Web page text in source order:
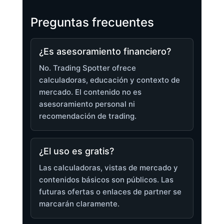
Preguntas frecuentes
¿Es asesoramiento financiero?
No. Trading Spotter ofrece
calculadoras, educación y contexto de
mercado. El contenido no es
asesoramiento personal ni
recomendación de trading.
¿El uso es gratis?
Las calculadoras, vistas de mercado y
contenidos básicos son públicos. Las
futuras ofertas o enlaces de partner se
marcarán claramente.